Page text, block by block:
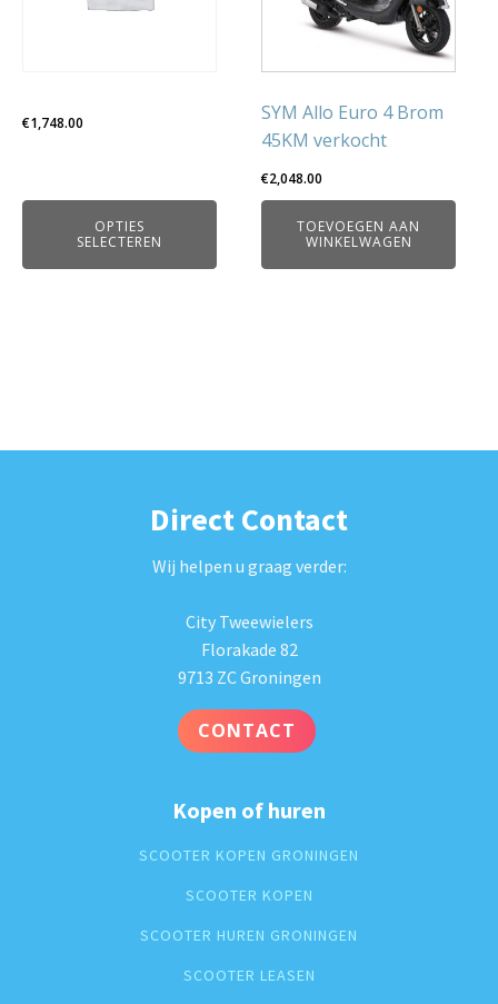
€1,748.00
OPTIES
SELECTEREN
gekozen
de
productpagina
SYM Allo Euro 4 Brom
45KM verkocht
€2,048.00
TOEVOEGEN AAN
WINKELWAGEN
Direct Contact
Wij helpen u graag verder:
City Tweewielers
Florakade 82
9713 ZC Groningen
CONTACT
Kopen of huren
SCOOTER KOPEN GRONINGEN
SCOOTER KOPEN
SCOOTER HUREN GRONINGEN
SCOOTER LEASEN